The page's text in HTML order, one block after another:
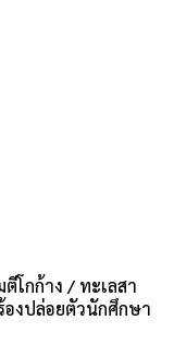
โกก้าง / ทะเลสา
องปล่อยตัวนักศึกษา